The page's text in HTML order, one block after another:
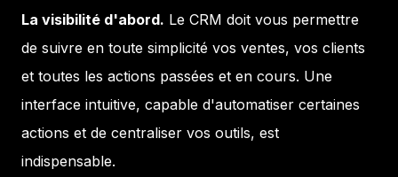
La visibilité d'abord. Le CRM doit vous permettre
de suivre en toute simplicité vos ventes, vos clients
et toutes les actions passées et en cours. Une
interface intuitive, capable d'automatiser certaines
actions et de centraliser vos outils, est
indispensable.